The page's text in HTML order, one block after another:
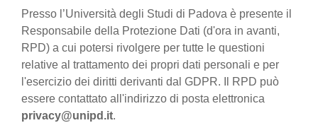
Presso l’Università degli Studi di Padova è presente il
Responsabile della Protezione Dati (d'ora in avanti,
RPD) a cui potersi rivolgere per tutte le questioni
relative al trattamento dei propri dati personali e per
l'esercizio dei diritti derivanti dal GDPR. Il RPD può
essere contattato all'indirizzo di posta elettronica
privacy@unipd.it.